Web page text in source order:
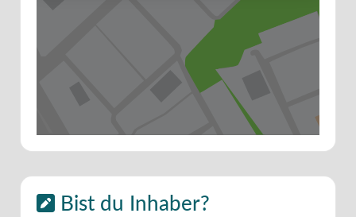
Bist du Inhaber?